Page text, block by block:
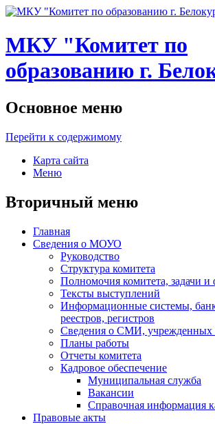
МКУ "Комитет по
образованию г.
Основное меню
Перейти к содержимому
Карта сайта
Меню
Вторичный меню
Главная
Сведения о МОУО
Руководство
Структура комитета
Полномочия комитета, задачи
Тексты выступлений
Информационные системы,
реестров, регистров
Сведения о СМИ, учрежденных
Планы работы
Отчеты комитета
Кадровое обеспечение
Муниципальная служба
Вакансии
Справочная информация
Правовые акты